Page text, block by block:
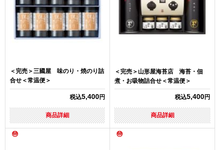
＜完売＞三國屋 味のり・焼のり詰
合せ＜常温便＞
税込5,400円
商品詳細
＜完売＞山形屋海苔店 海苔・佃
煮・お吸物詰合せ＜常温便＞
税込5,400円
商品詳細